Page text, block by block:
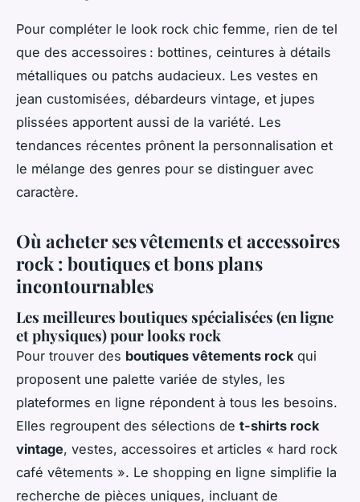
Pour compléter le look rock chic femme, rien de tel
que des accessoires : bottines, ceintures à détails
métalliques ou patchs audacieux. Les vestes en
jean customisées, débardeurs vintage, et jupes
plissées apportent aussi de la variété. Les
tendances récentes prônent la personnalisation et
le mélange des genres pour se distinguer avec
caractère.
Où acheter ses vêtements et accessoires
rock : boutiques et bons plans
incontournables
Les meilleures boutiques spécialisées (en ligne
et physiques) pour looks rock
Pour trouver des boutiques vêtements rock qui
proposent une palette variée de styles, les
plateformes en ligne répondent à tous les besoins.
Elles regroupent des sélections de t-shirts rock
vintage, vestes, accessoires et articles « hard rock
café vêtements ». Le shopping en ligne simplifie la
recherche de pièces uniques, incluant de